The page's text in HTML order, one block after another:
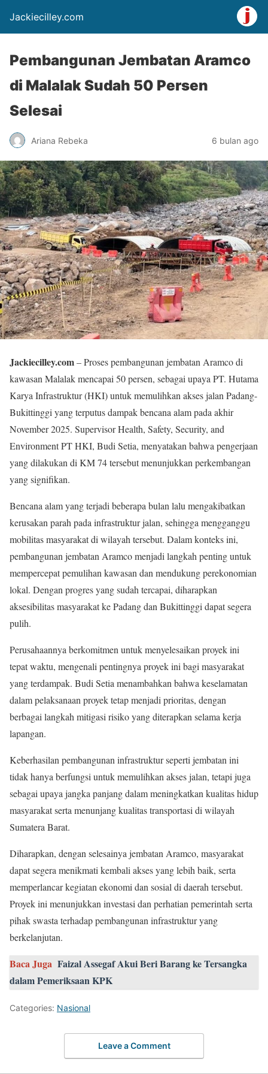
Jackiecilley.com
Pembangunan Jembatan Aramco
di Malalak Sudah 50 Persen
Selesai
Ariana Rebeka 6 bulan ago
Jackiecilley.com– Proses pembangunan jembatan Aramco di
kawasan Malalak mencapai 50 persen, sebagai upaya PT. Hutama
Karya Infrastruktur (HKI) untuk memulihkan akses jalan Padang-
Bukittinggi yang terputus dampak bencana alam pada akhir
November 2025. Supervisor Health, Safety, Security, and
Environment PT HKI, Budi Setia, menyatakan bahwa pengerjaan
yang dilakukan di KM 74 tersebut menunjukkan perkembangan
yang signifikan.
Bencana alam yang terjadi beberapa bulan lalu mengakibatkan
kerusakan parah pada infrastruktur jalan, sehingga mengganggu
mobilitas masyarakat di wilayah tersebut. Dalam konteks ini,
pembangunan jembatan Aramco menjadi langkah penting untuk
mempercepat pemulihan kawasan dan mendukung perekonomian
lokal. Dengan progres yang sudah tercapai, diharapkan
aksesibilitas masyarakat ke Padang dan Bukittinggi dapat segera
pulih.
Perusahaannya berkomitmen untuk menyelesaikan proyek ini
tepat waktu, mengenali pentingnya proyek ini bagi masyarakat
yang terdampak. Budi Setia menambahkan bahwa keselamatan
dalam pelaksanaan proyek tetap menjadi prioritas, dengan
berbagai langkah mitigasi risiko yang diterapkan selama kerja
lapangan.
Keberhasilan pembangunan infrastruktur seperti jembatan ini
tidak hanya berfungsi untuk memulihkan akses jalan, tetapi juga
sebagai upaya jangka panjang dalam meningkatkan kualitas hidup
masyarakat serta menunjang kualitas transportasi di wilayah
Sumatera Barat.
Diharapkan, dengan selesainya jembatan Aramco, masyarakat
dapat segera menikmati kembali akses yang lebih baik, serta
memperlancar kegiatan ekonomi dan sosial di daerah tersebut.
Proyek ini menunjukkan investasi dan perhatian pemerintah serta
pihak swasta terhadap pembangunan infrastruktur yang
berkelanjutan.
Baca Juga Faizal Assegaf Akui Beri Barang ke Tersangka
dalam Pemeriksaan KPK
Categories: Nasional
Leave a Comment